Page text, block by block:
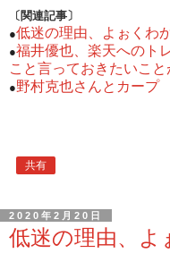
〔関連記事〕
●低迷の理由、よぉくわ
●福井優也、楽天へのト
こと言っておきたいこと
●野村克也さんとカープ
共有
2020年2月20日
低迷の理由、よ